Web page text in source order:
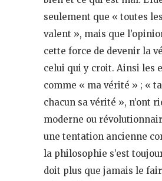
seulement que « toutes
valent », mais que
cette force de devenir la
celui qui y croit. Ainsi les
comme « ma vérité » ; «
chacun sa vérité », n’ont
moderne ou
une tentation ancienne
la philosophie s’est
doit plus que jamais le